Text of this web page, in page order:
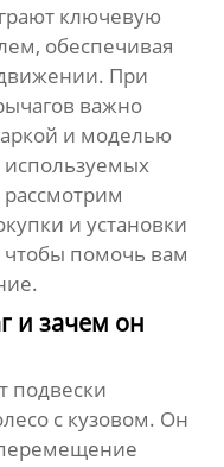
ключевую
обеспечивая
При
важно
и моделью
используемых
и установки
чтобы помочь вам
и зачем он
подвески
с кузовом. Он